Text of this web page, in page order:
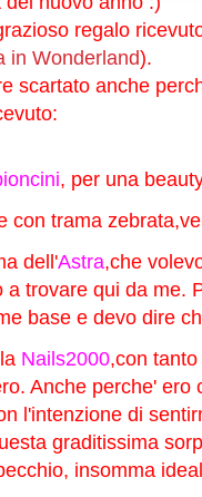
regalo
in Wonderland).
scartato anche
, per una
con trama
dell'Astra,che
a trovare qui da me.
base e devo dire
Nails2000,con
Anche perche'
l'intenzione di
graditissima
insomma